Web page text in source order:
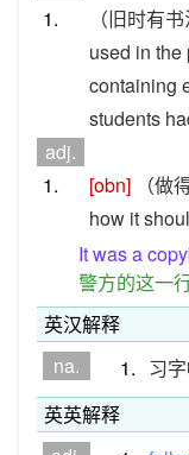
1.
（旧时有
used in the
containing
students
adj.
1.
[obn] （
how it
It was a
警方的这一
英汉解释
na.
1. 习
英英解释